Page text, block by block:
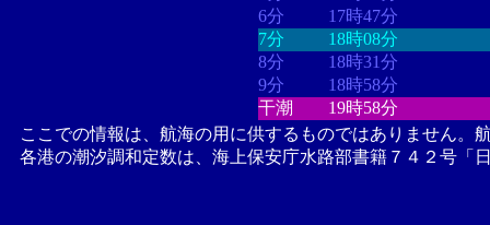
6分
17時47分
7分
18時08分
8分
18時31分
9分
18時58分
干潮
19時58分
ここでの情報は、航海の用に供するものではありません。
各港の潮汐調和定数は、海上保安庁水路部書籍７４２号「